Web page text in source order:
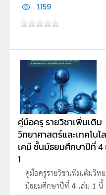
1,159
คู่มือครู รายวิชาเพิ่มเติม
วิทยาศาสตร์และเทคโนโ
เคมี ชั้นมัธยมศึกษาปีที่ 4
1
คู่มือครูรายวิชาเพิ่มเติมวิท
มัธยมศึกษาปีที่ 4 เล่ม 1 นี้